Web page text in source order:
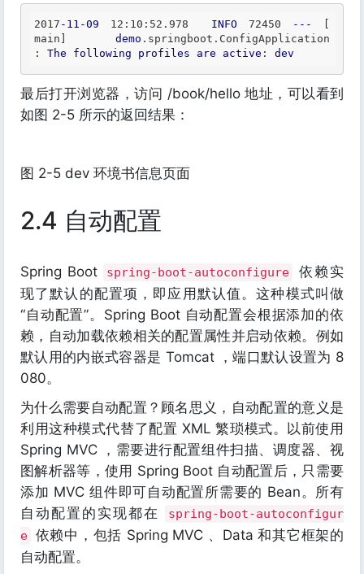
2017 -11-09 12 :10 :52 .978 INFO 72450 ---
main]
demo .springboot .ConfigApplication
: The following profiles are active : dev
最后打开浏览器，访问 /book/hello 地址，可以看到
如图 2-5 所示的返回结果：
图 2-5 dev 环境书信息页面
2.4 自动配置
Spring Boot spring-boot-autoconfigure
依赖实
现了默认的配置项，即应用默认值。这种模式叫做
“自动配置”。Spring Boot 自动配置会根据添加的依
赖，自动加载依赖相关的配置属性并启动依赖。例如
默认用的内嵌式容器是 Tomcat ，端口默认设置为 8
080。
为什么需要自动配置？顾名思义，自动配置的意义是
利用这种模式代替了配置 XML 繁琐模式。以前使用
Spring MVC ，需要进行配置组件扫描、调度器、视
图解析器等，使用 Spring Boot 自动配置后，只需要
添加 MVC 组件即可自动配置所需要的 Bean。所有
自动配置的实现都在
spring-boot-autoconfigur
e 依赖中，包括 Spring MVC 、Data 和其它框架的
自动配置。